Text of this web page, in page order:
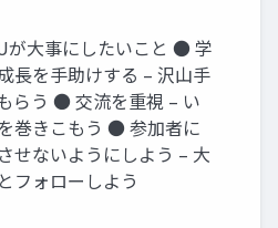
が大事にしたいこと ● 学
長を手助けする – 沢山手
らう ● 交流を重視 – い
巻きこもう ● 参加者に
せないようにしよう – 大
フォローしよう